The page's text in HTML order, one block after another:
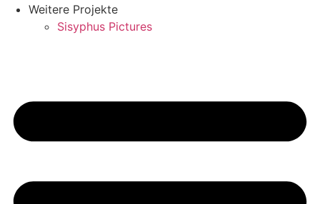
Weitere Projekte
Sisyphus Pictures